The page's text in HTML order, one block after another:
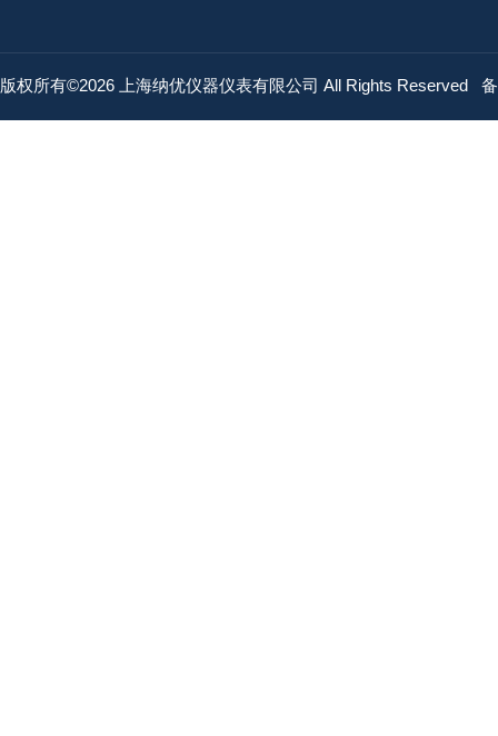
版权所有©2026 上海纳优仪器仪表有限公司 All Rights Reserved